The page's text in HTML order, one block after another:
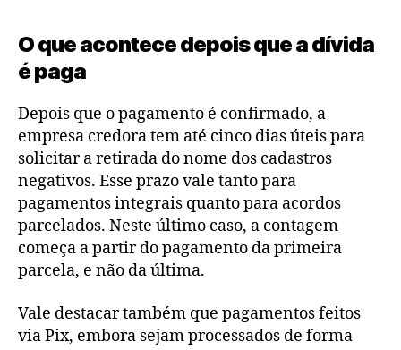
O que acontece depois que a dívida
é paga
Depois que o pagamento é confirmado, a
empresa credora tem até cinco dias úteis para
solicitar a retirada do nome dos cadastros
negativos. Esse prazo vale tanto para
pagamentos integrais quanto para acordos
parcelados. Neste último caso, a contagem
começa a partir do pagamento da primeira
parcela, e não da última.
Vale destacar também que pagamentos feitos
via Pix, embora sejam processados de forma